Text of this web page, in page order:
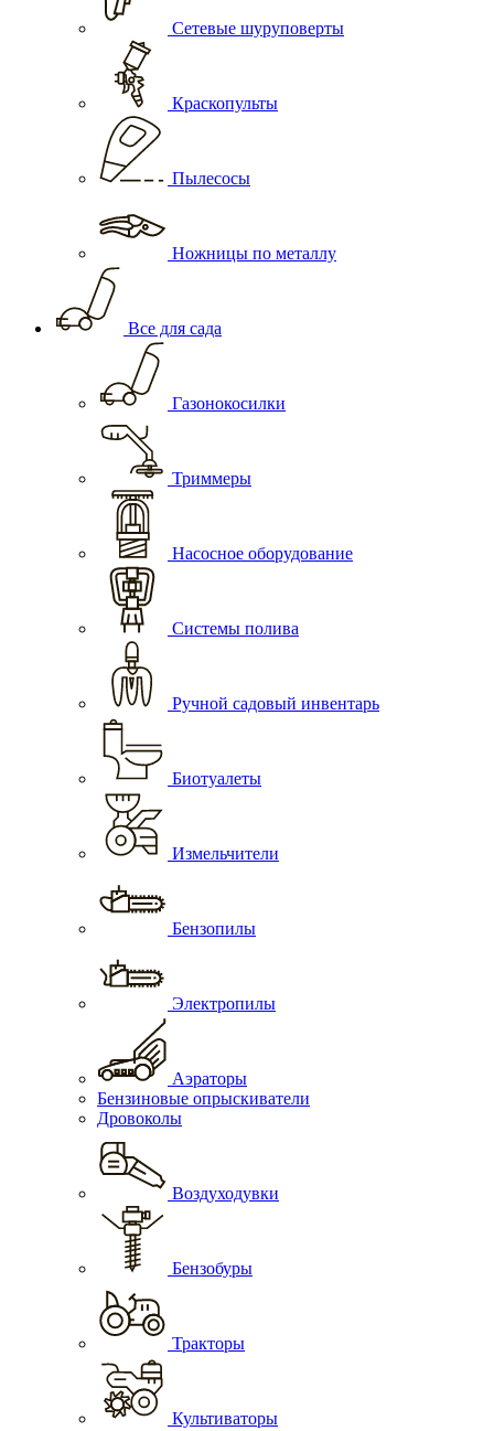
Сетевые шуруповерты
Краскопульты
Пылесосы
Ножницы по металлу
Все для сада
Газонокосилки
Триммеры
Насосное оборудование
Системы полива
Ручной садовый инвентарь
Биотуалеты
Измельчители
Бензопилы
Электропилы
Аэраторы
Бензиновые опрыскиватели
Дровоколы
Воздуходувки
Бензобуры
Тракторы
Культиваторы